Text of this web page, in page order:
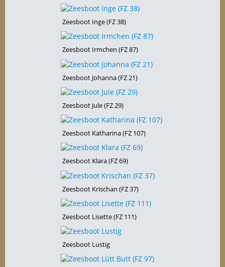
Zeesboot Inge (FZ 38)
Zeesboot Irmchen (FZ 87)
Zeesboot Johanna (FZ 21)
Zeesboot Jule (FZ 29)
Zeesboot Katharina (FZ 107)
Zeesboot Klara (FZ 69)
Zeesboot Krischan (FZ 37)
Zeesboot Lisette (FZ 111)
Zeesboot Lustig